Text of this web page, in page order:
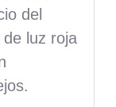
del
luz roja